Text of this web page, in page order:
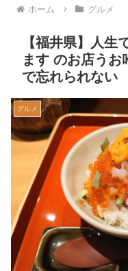
ホーム グルメ
【福井県】人生
ます のお店う
で忘れられない
グルメ